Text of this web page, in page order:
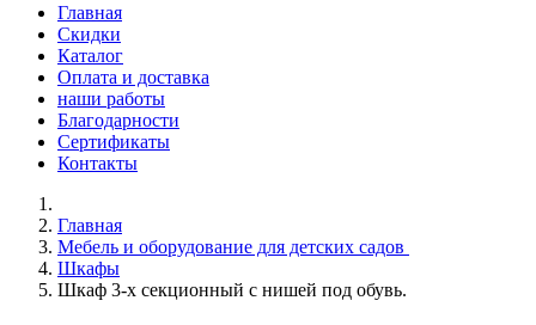
Главная
Скидки
Каталог
Оплата и доставка
наши работы
Благодарности
Сертификаты
Контакты
Главная
Мебель и оборудование для детских садов
Шкафы
Шкаф 3-х секционный с нишей под обувь.